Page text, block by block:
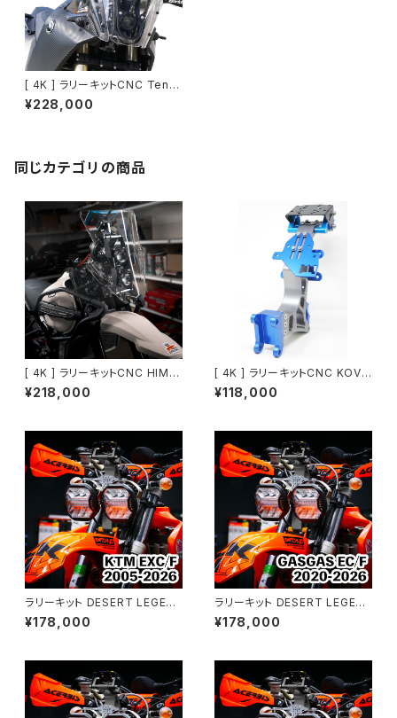
[ 4K ] ラリーキットCNC Tener
e700 Hella M60ヘッドライト
¥228,000
同じカテゴリの商品
[ 4K ] ラリーキットCNC HIMA
LAYAN Hella M60 ヘッドライ
ト
¥218,000
[ 4K ] ラリーキットCNC KOVE
450RALLY
¥118,000
ラリーキット DESERT LEGEN
D｜KTM EXC/F 2005-2026
¥178,000
ラリーキット DESERT LEGEN
D｜GASGAS EC/F 2020-20
26
¥178,000